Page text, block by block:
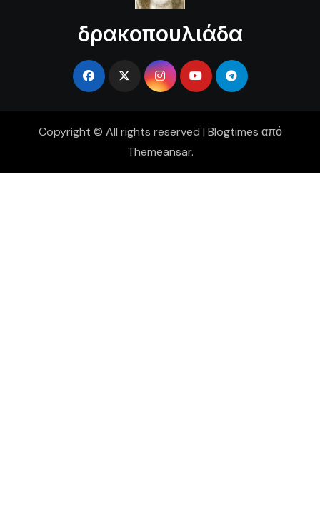
δρακοπουλιάδα
Copyright © All rights reserved | Blogtimes από
Themeansar.